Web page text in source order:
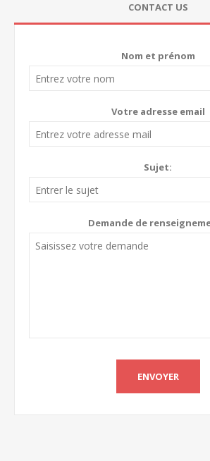
CONTACT US
Nom et prénom
Votre adresse email
Sujet:
Demande de